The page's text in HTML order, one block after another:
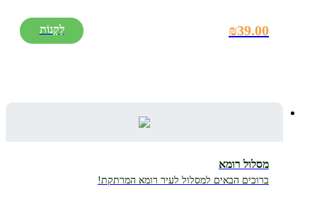
₪39.00
מסלול רומא
ברוכים הבאים למסלול לעיר רומא המרתקת!